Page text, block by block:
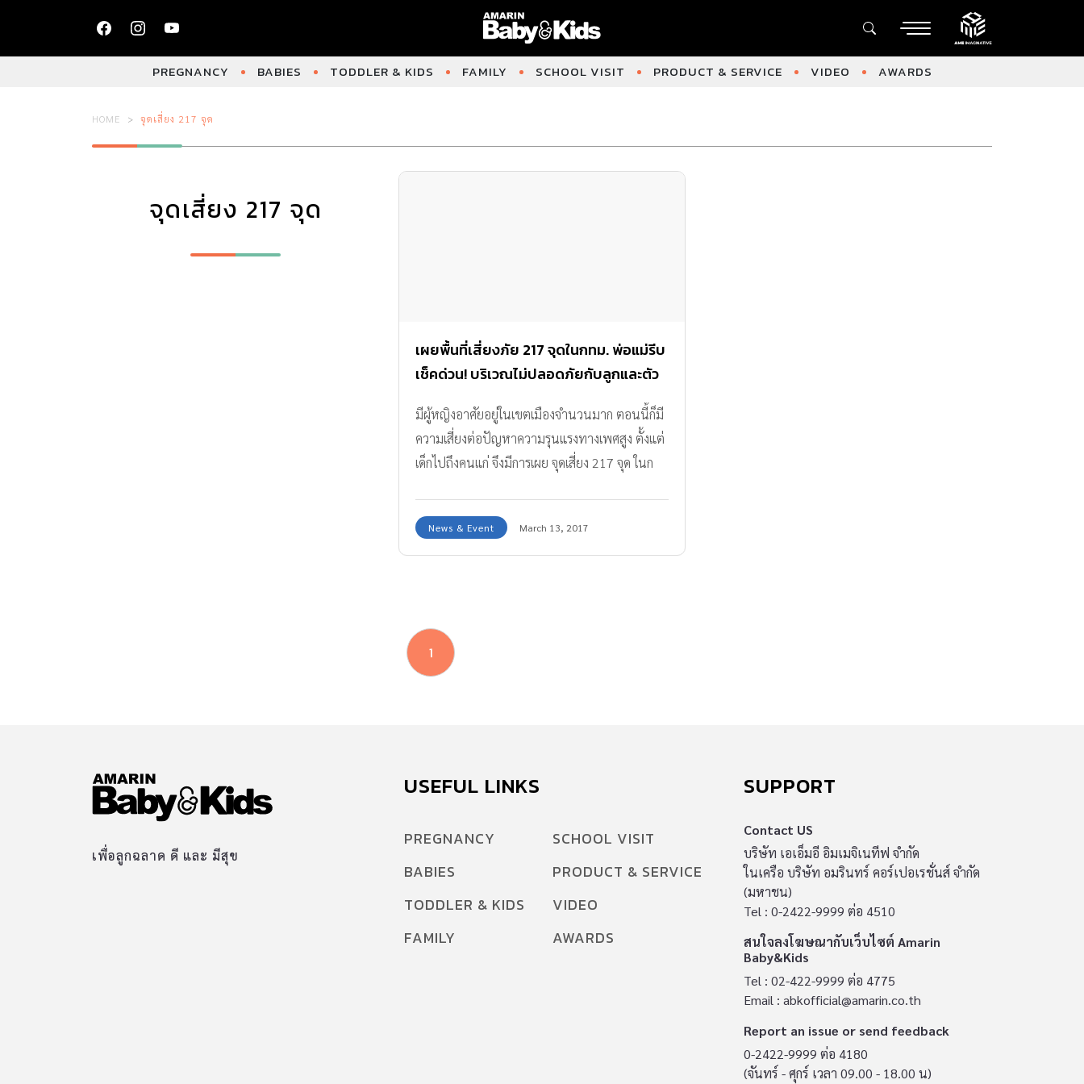
PREGNANCY BABIES TODDLER & KIDS FAMILY SCHOOL VISIT PRODUCT & SERVICE VIDEO AWARDS
HOME จุดเสี่ยง 217 จุด
จุดเสี่ยง 217 จุด
เผยพื้นที่เสี่ยงภัย 217 จุดในกทม. พ่อแม่รีบ
เช็คด่วน! บริเวณไม่ปลอดภัยกับลูกและตัว
มีผู้หญิงอาศัยอยู่ในเขตเมืองจำนวนมาก ตอนนี้ก็มี
ความเสี่ยงต่อปัญหาความรุนแรงทางเพศสูง ตั้งแต่
เด็กไปถึงคนแก่ จึงมีการเผย จุดเสี่ยง 217 จุด ในก
News & Event March 13, 2017
1
เพื่อลูกฉลาด ดี และ มีสุข
USEFUL LINKS
PREGNANCY
BABIES
TODDLER & KIDS
FAMILY
SCHOOL VISIT
PRODUCT & SERVICE
VIDEO
AWARDS
SUPPORT
Contact US
บริษัท เอเอ็มอี อิมเมจิเนทีฟ จำกัด
ในเครือ บริษัท อมรินทร์ คอร์เปอเรชั่นส์ จำกัด
(มหาชน)
Tel : 0-2422-9999 ต่อ 4510
สนใจลงโฆษณากับเว็บไซต์ Amarin
Baby&Kids
Tel : 02-422-9999 ต่อ 4775
Email : abkofficial@amarin.co.th
Report an issue or send feedback
0-2422-9999 ต่อ 4180
(จันทร์ - ศุกร์ เวลา 09.00 - 18.00 น)